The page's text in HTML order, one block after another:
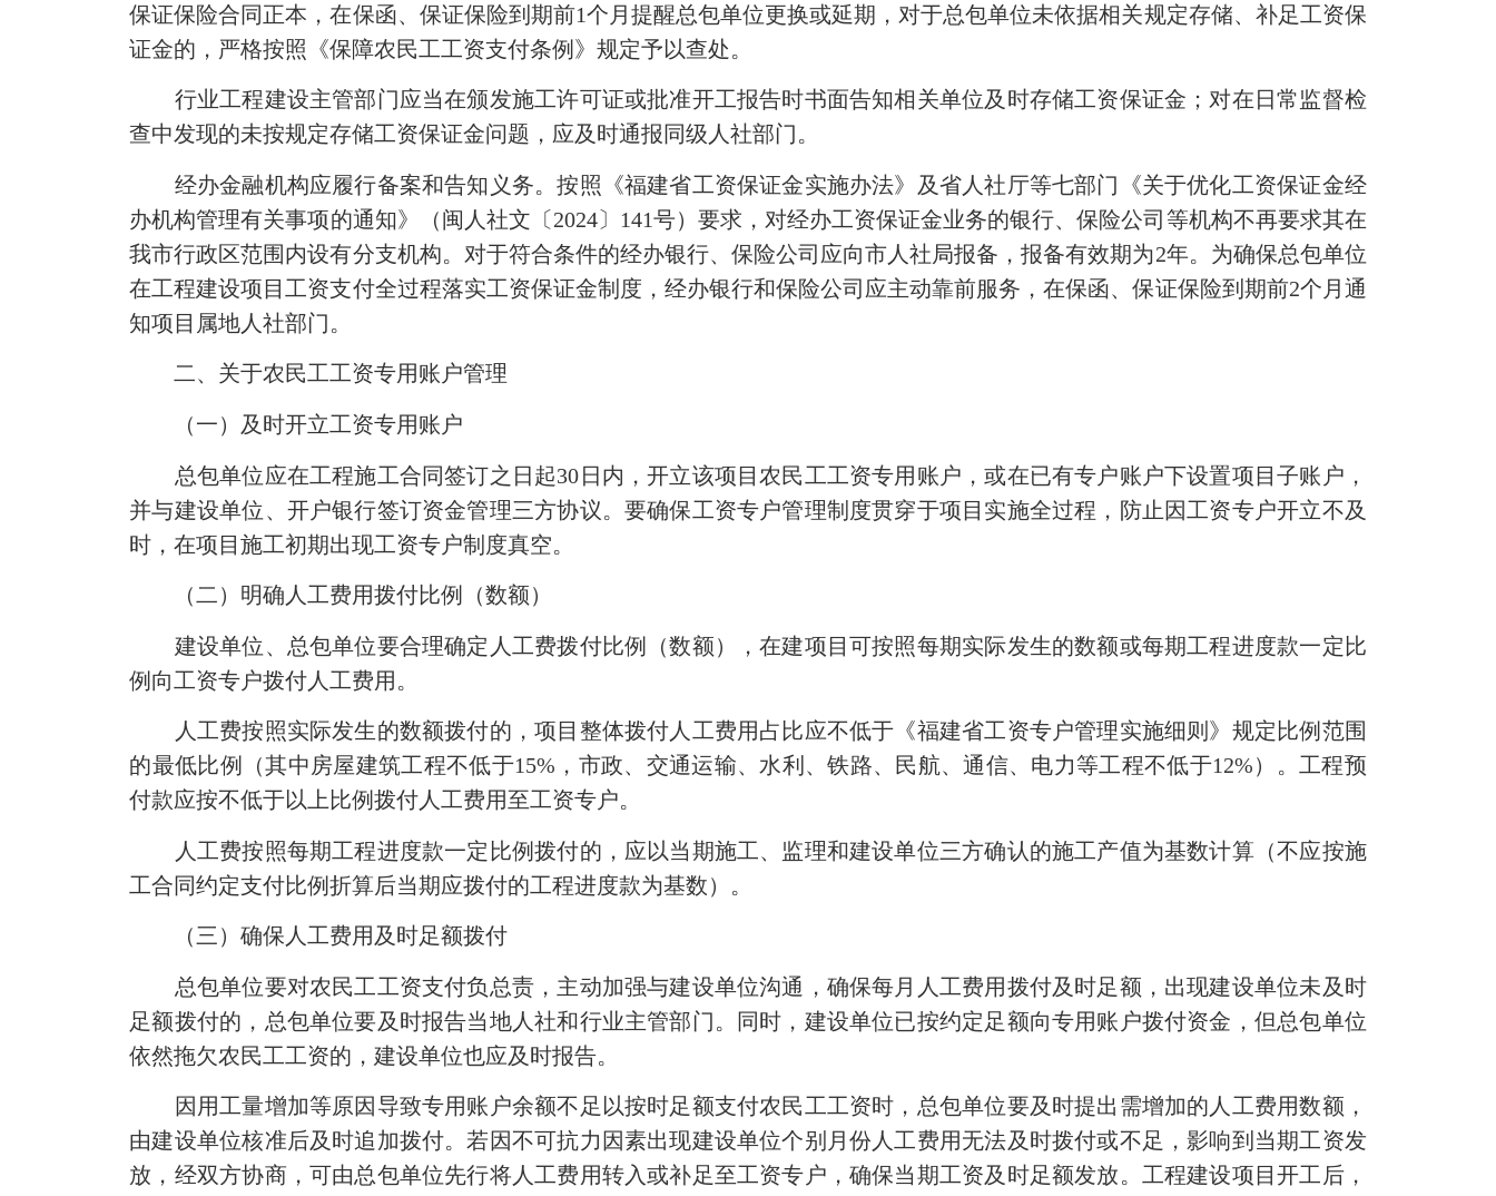
保证保险合同正本，在保函、保证保险到期前1个月提醒总包单位更换或延期，对于总包单位未依据相关规定存储、补足工资保
证金的，严格按照《保障农民工工资支付条例》规定予以查处。
行业工程建设主管部门应当在颁发施工许可证或批准开工报告时书面告知相关单位及时存储工资保证金；对在日常监督检
查中发现的未按规定存储工资保证金问题，应及时通报同级人社部门。
经办金融机构应履行备案和告知义务。按照《福建省工资保证金实施办法》及省人社厅等七部门《关于优化工资保证金经
办机构管理有关事项的通知》（闽人社文〔2024〕141号）要求，对经办工资保证金业务的银行、保险公司等机构不再要求其在
我市行政区范围内设有分支机构。对于符合条件的经办银行、保险公司应向市人社局报备，报备有效期为2年。为确保总包单位
在工程建设项目工资支付全过程落实工资保证金制度，经办银行和保险公司应主动靠前服务，在保函、保证保险到期前2个月通
知项目属地人社部门。
二、关于农民工工资专用账户管理
（一）及时开立工资专用账户
总包单位应在工程施工合同签订之日起30日内，开立该项目农民工工资专用账户，或在已有专户账户下设置项目子账户，
并与建设单位、开户银行签订资金管理三方协议。要确保工资专户管理制度贯穿于项目实施全过程，防止因工资专户开立不及
时，在项目施工初期出现工资专户制度真空。
（二）明确人工费用拨付比例（数额）
建设单位、总包单位要合理确定人工费拨付比例（数额），在建项目可按照每期实际发生的数额或每期工程进度款一定比
例向工资专户拨付人工费用。
人工费按照实际发生的数额拨付的，项目整体拨付人工费用占比应不低于《福建省工资专户管理实施细则》规定比例范围
的最低比例（其中房屋建筑工程不低于15%，市政、交通运输、水利、铁路、民航、通信、电力等工程不低于12%）。工程预
付款应按不低于以上比例拨付人工费用至工资专户。
人工费按照每期工程进度款一定比例拨付的，应以当期施工、监理和建设单位三方确认的施工产值为基数计算（不应按施
工合同约定支付比例折算后当期应拨付的工程进度款为基数）。
（三）确保人工费用及时足额拨付
总包单位要对农民工工资支付负总责，主动加强与建设单位沟通，确保每月人工费用拨付及时足额，出现建设单位未及时
足额拨付的，总包单位要及时报告当地人社和行业主管部门。同时，建设单位已按约定足额向专用账户拨付资金，但总包单位
依然拖欠农民工工资的，建设单位也应及时报告。
因用工量增加等原因导致专用账户余额不足以按时足额支付农民工工资时，总包单位要及时提出需增加的人工费用数额，
由建设单位核准后及时追加拨付。若因不可抗力因素出现建设单位个别月份人工费用无法及时拨付或不足，影响到当期工资发
放，经双方协商，可由总包单位先行将人工费用转入或补足至工资专户，确保当期工资及时足额发放。工程建设项目开工后，